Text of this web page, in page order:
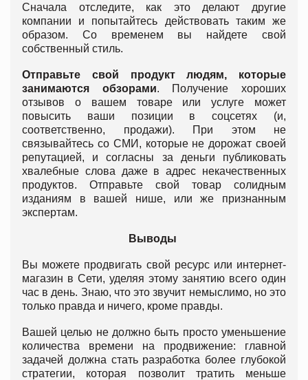
Сначала отследите, как это делают другие
компании и попытайтесь действовать таким же
образом. Со временем вы найдете свой
собственный стиль.
Отправьте свой продукт людям, которые
занимаются обзорами. Получение хороших
отзывов о вашем товаре или услуге может
повысить ваши позиции в соцсетях (и,
соответственно, продажи). При этом не
связывайтесь со СМИ, которые не дорожат своей
репутацией, и согласны за деньги публиковать
хвалебные слова даже в адрес некачественных
продуктов. Отправьте свой товар солидным
изданиям в вашей нише, или же признанным
экспертам.
Выводы
Вы можете продвигать свой ресурс или интернет-
магазин в Сети, уделяя этому занятию всего один
час в день. Знаю, что это звучит немыслимо, но это
только правда и ничего, кроме правды.
Вашей целью не должно быть просто уменьшение
количества времени на продвижение: главной
задачей должна стать разработка более глубокой
стратегии, которая позволит тратить меньше